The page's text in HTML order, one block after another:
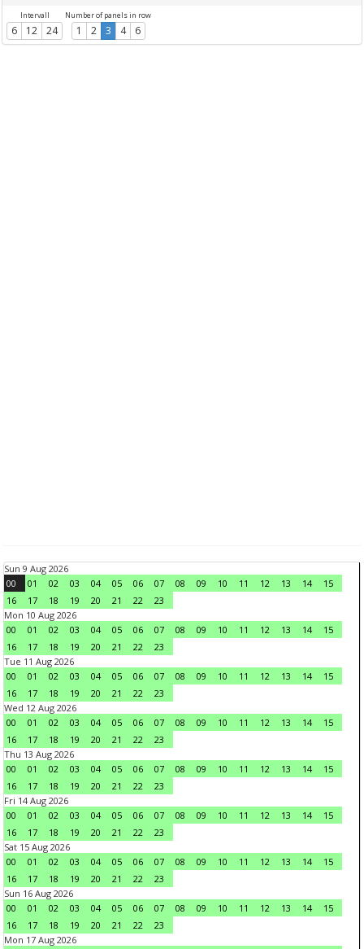
Intervall
6 12 24
Number of panels in row
1 2 3 4 6
Sun 9 Aug 2026
00
01 02 03 04 05 06 07 08 09 10 11 12 13 14
15
16
17 18 19 20 21 22
23
Mon 10 Aug 2026
00
01 02 03 04 05 06 07 08 09 10 11 12 13 14
15
16
17 18 19 20 21 22
23
Tue 11 Aug 2026
00
01 02 03 04 05 06 07 08 09 10 11 12 13 14
15
16
17 18 19 20 21 22
23
Wed 12 Aug 2026
00
01 02 03 04 05 06 07 08 09 10 11 12 13 14
15
16
17 18 19 20 21 22
23
Thu 13 Aug 2026
00
01 02 03 04 05 06 07 08 09 10 11 12 13 14
15
16
17 18 19 20 21 22
23
Fri 14 Aug 2026
00
01 02 03 04 05 06 07 08 09 10 11 12 13 14
15
16
17 18 19 20 21 22
23
Sat 15 Aug 2026
00
01 02 03 04 05 06 07 08 09 10 11 12 13 14
15
16
17 18 19 20 21 22
23
Sun 16 Aug 2026
00
01 02 03 04 05 06 07 08 09 10 11 12 13 14
15
16
17 18 19 20 21 22
23
Mon 17 Aug 2026